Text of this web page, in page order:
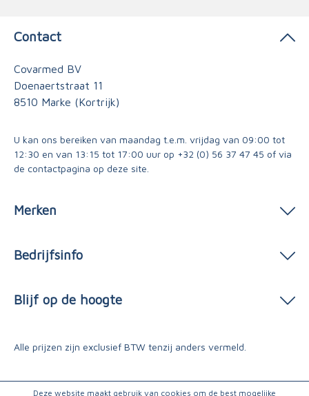
Contact
Covarmed BV
Doenaertstraat 11
8510 Marke (Kortrijk)
U kan ons bereiken van maandag t.e.m. vrijdag van 09:00 tot
12:30 en van 13:15 tot 17:00 uur op +32 (0) 56 37 47 45 of via
de contactpagina op deze site.
Merken
Bedrijfsinfo
Blijf op de hoogte
Alle prijzen zijn exclusief BTW tenzij anders vermeld.
Deze website maakt gebruik van cookies om de best mogelijke